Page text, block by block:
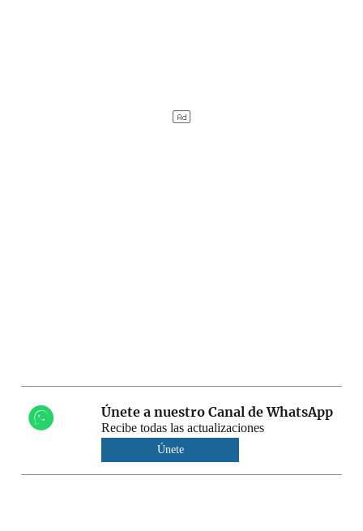
Únete a nuestro Canal de WhatsApp
Recibe todas las actualizaciones
Únete